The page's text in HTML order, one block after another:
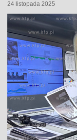
24 listopada 2025